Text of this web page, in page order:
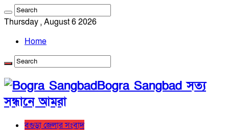
Thursday , August 6 2026
Home
Bogra Sangbad সত্য
সন্ধানে আমরা
বগুড়া জেলার সংবাদ